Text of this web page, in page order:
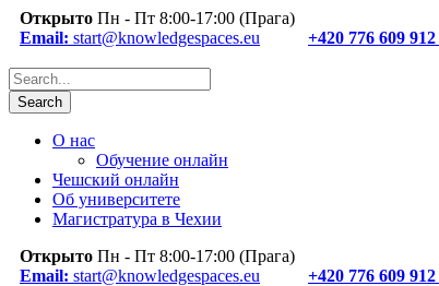
Открыто Пн - Пт 8:00-17:00 (Прага)
Email: start@knowledgespaces.eu +420 776 609 912
О нас
Обучение онлайн
Чешский онлайн
Об университете
Магистратура в Чехии
Открыто Пн - Пт 8:00-17:00 (Прага)
Email: start@knowledgespaces.eu +420 776 609 912